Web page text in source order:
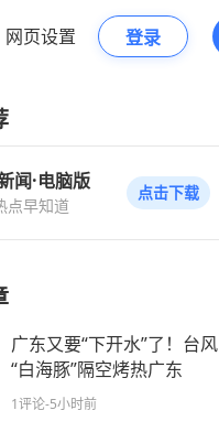
网页设置 登录
闻·电脑版
点早知道
点击下载
广东又要“下开水”了！台风
“白海豚”隔空烤热广东
1评论-5小时前